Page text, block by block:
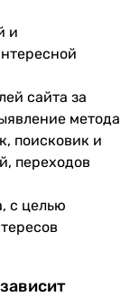
и
сайта за
метода
поисковик и
переходов
с целью